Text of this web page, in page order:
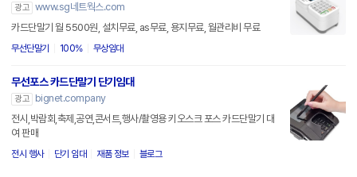
광고 www.sg네트웍스.com
카드단말기 월 5500원, 설치무료, as무료, 용지무료, 월관리비 무료
무선단말기 100% 무상임대
무선포스 카드단말기 단기임대
광고
bignet.company
전시,박람회,축제,공연,콘서트,행사/촬영용 키오스크 포스 카드단말기 대
여 판매
전시 행사 단기 임대 재품 정보 블로그